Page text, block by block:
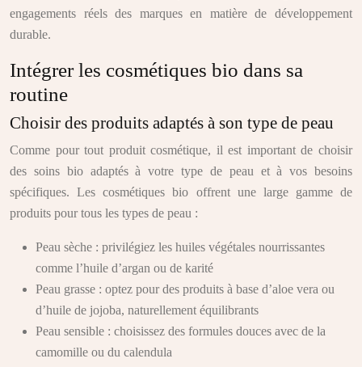
engagements réels des marques en matière de développement
durable.
Intégrer les cosmétiques bio dans sa
routine
Choisir des produits adaptés à son type de peau
Comme pour tout produit cosmétique, il est important de choisir
des soins bio adaptés à votre type de peau et à vos besoins
spécifiques. Les cosmétiques bio offrent une large gamme de
produits pour tous les types de peau :
Peau sèche : privilégiez les huiles végétales nourrissantes
comme l’huile d’argan ou de karité
Peau grasse : optez pour des produits à base d’aloe vera ou
d’huile de jojoba, naturellement équilibrants
Peau sensible : choisissez des formules douces avec de la
camomille ou du calendula